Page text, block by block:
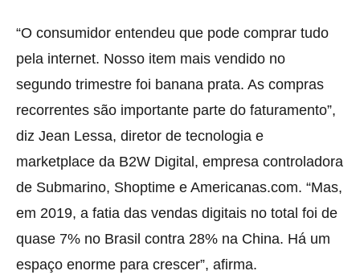
“O consumidor entendeu que pode comprar tudo
pela internet. Nosso item mais vendido no
segundo trimestre foi banana prata. As compras
recorrentes são importante parte do faturamento”,
diz Jean Lessa, diretor de tecnologia e
marketplace da B2W Digital, empresa controladora
de Submarino, Shoptime e Americanas.com. “Mas,
em 2019, a fatia das vendas digitais no total foi de
quase 7% no Brasil contra 28% na China. Há um
espaço enorme para crescer”, afirma.